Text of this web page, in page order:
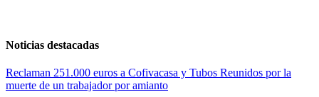
Noticias destacadas
Reclaman 251.000 euros a Cofivacasa y Tubos Reunidos por la
muerte de un trabajador por amianto